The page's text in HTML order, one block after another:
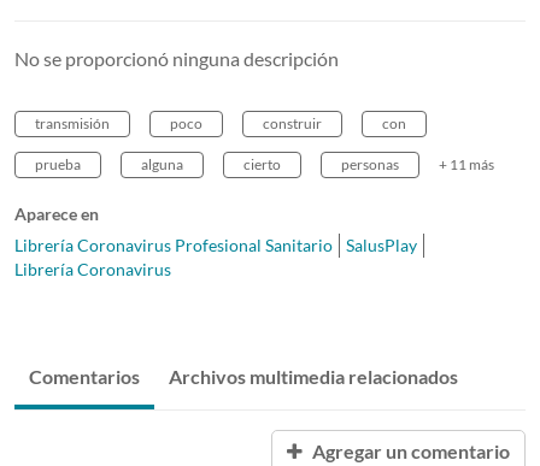
No se proporcionó ninguna descripción
transmisión poco construir con
prueba alguna cierto personas + 11 más
Aparece en
Librería Coronavirus Profesional Sanitario
SalusPlay
Librería Coronavirus
Comentarios Archivos multimedia relacionados
Agregar un comentario